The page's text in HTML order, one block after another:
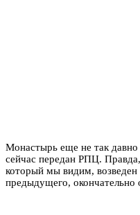
Монастырь еще не так
сейчас передан РПЦ.
который мы видим,
предыдущего, окончательно